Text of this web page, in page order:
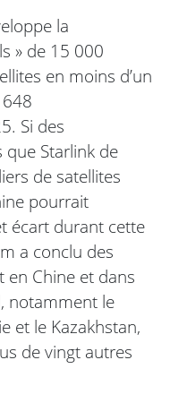
la
» de 15 000
en moins d’un
Si des
Starlink de
de satellites
pourrait
écart durant cette
a conclu des
Chine et dans
notamment le
et le Kazakhstan,
de vingt autres